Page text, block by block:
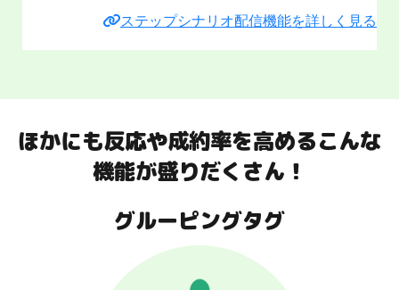
ステップシナリオ配信機能を詳しく見る
ほかにも反応や成約率を高めるこんな
機能が盛りだくさん！
グルーピングタグ